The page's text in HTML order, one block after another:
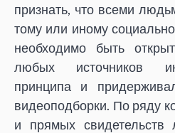
признать, что всеми
тому или иному
необходимо быть
любых источников
принципа и
видеоподборки. По ряду
и прямых